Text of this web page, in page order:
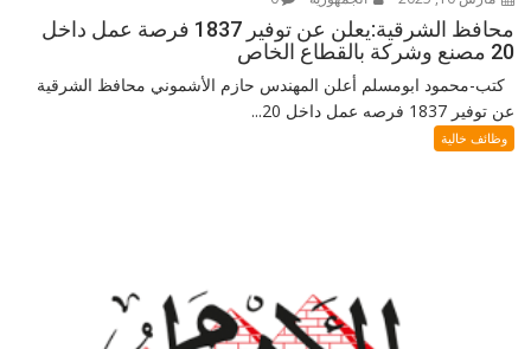
محافظ الشرقية:يعلن عن توفير 1837 فرصة عمل داخل
20 مصنع وشركة بالقطاع الخاص
كتب-محمود ابومسلم أعلن المهندس حازم الأشموني محافظ الشرقية
عن توفير 1837 فرصه عمل داخل 20...
وظائف خالية